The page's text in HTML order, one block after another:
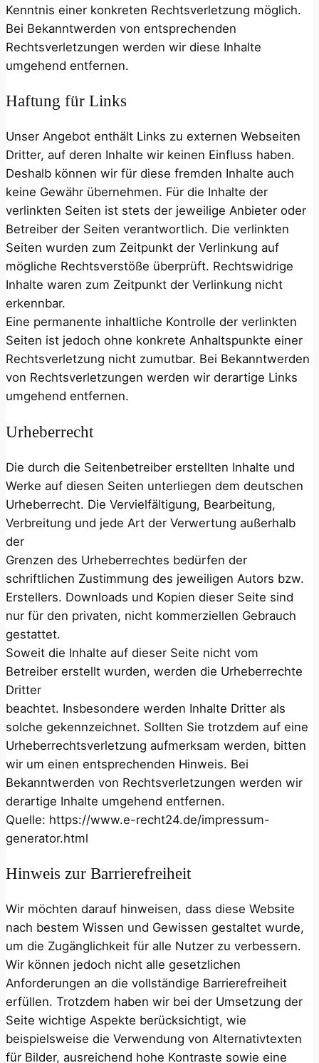
Kenntnis einer konkreten Rechtsverletzung möglich.
Bei Bekanntwerden von entsprechenden
Rechtsverletzungen werden wir diese Inhalte
umgehend entfernen.
Haftung für Links
Unser Angebot enthält Links zu externen Webseiten
Dritter, auf deren Inhalte wir keinen Einfluss haben.
Deshalb können wir für diese fremden Inhalte auch
keine Gewähr übernehmen. Für die Inhalte der
verlinkten Seiten ist stets der jeweilige Anbieter oder
Betreiber der Seiten verantwortlich. Die verlinkten
Seiten wurden zum Zeitpunkt der Verlinkung auf
mögliche Rechtsverstöße überprüft. Rechtswidrige
Inhalte waren zum Zeitpunkt der Verlinkung nicht
erkennbar.
Eine permanente inhaltliche Kontrolle der verlinkten
Seiten ist jedoch ohne konkrete Anhaltspunkte einer
Rechtsverletzung nicht zumutbar. Bei Bekanntwerden
von Rechtsverletzungen werden wir derartige Links
umgehend entfernen.
Urheberrecht
Die durch die Seitenbetreiber erstellten Inhalte und
Werke auf diesen Seiten unterliegen dem deutschen
Urheberrecht. Die Vervielfältigung, Bearbeitung,
Verbreitung und jede Art der Verwertung außerhalb
der
Grenzen des Urheberrechtes bedürfen der
schriftlichen Zustimmung des jeweiligen Autors bzw.
Erstellers. Downloads und Kopien dieser Seite sind
nur für den privaten, nicht kommerziellen Gebrauch
gestattet.
Soweit die Inhalte auf dieser Seite nicht vom
Betreiber erstellt wurden, werden die Urheberrechte
Dritter
beachtet. Insbesondere werden Inhalte Dritter als
solche gekennzeichnet. Sollten Sie trotzdem auf eine
Urheberrechtsverletzung aufmerksam werden, bitten
wir um einen entsprechenden Hinweis. Bei
Bekanntwerden von Rechtsverletzungen werden wir
derartige Inhalte umgehend entfernen.
Quelle: https://www.e-recht24.de/impressum-
generator.html
Hinweis zur Barrierefreiheit
Wir möchten darauf hinweisen, dass diese Website
nach bestem Wissen und Gewissen gestaltet wurde,
um die Zugänglichkeit für alle Nutzer zu verbessern.
Wir können jedoch nicht alle gesetzlichen
Anforderungen an die vollständige Barrierefreiheit
erfüllen. Trotzdem haben wir bei der Umsetzung der
Seite wichtige Aspekte berücksichtigt, wie
beispielsweise die Verwendung von Alternativtexten
für Bilder, ausreichend hohe Kontraste sowie eine